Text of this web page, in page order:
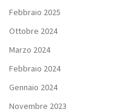
Febbraio 2025
Ottobre 2024
Marzo 2024
Febbraio 2024
Gennaio 2024
Novembre 2023